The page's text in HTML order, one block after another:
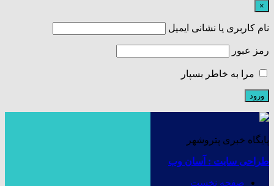
×
نام کاربری یا نشانی ایمیل
رمز عبور
مرا به خاطر بسپار
پایگاه خبری پتروشهر
طراحی سایت : آسان وب
صفحه نخست